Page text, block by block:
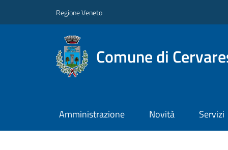
Regione Veneto
Comune di
Amministrazione Novità Servizi